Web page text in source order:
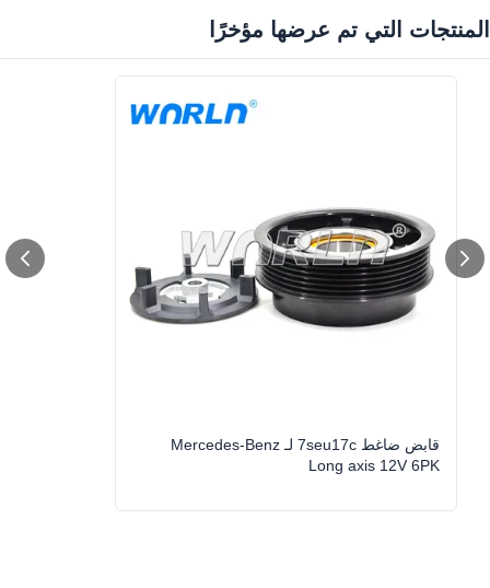
Grooves:
OE:
High Light: سيارة مخلب ضاغط ايركون
المنتجات التي تم عرضها مؤخرًا‌
قابض ضاغط 7seu17c لـ Mercedes-Benz
Long axis 12V 6PK